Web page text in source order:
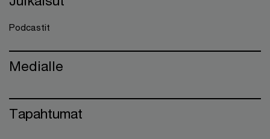
Podcastit
Medialle
Tapahtumat